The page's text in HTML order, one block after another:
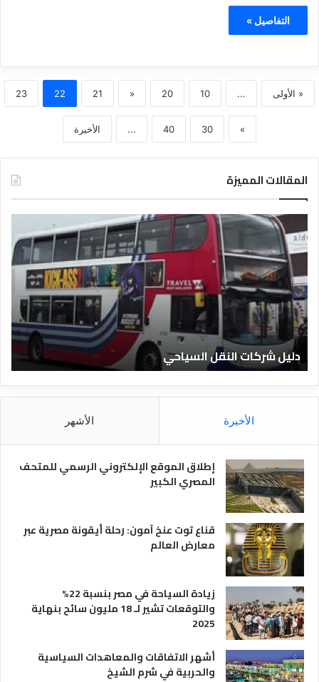
التفاصيل »
« الأولى ...
10
20
«
21
22
23
»
30
40
... الأخيرة
المقالات المميزة
د
ل
ي
ل
ا
ل
ف
ن
ا
د
ق
ا
ل
ر
ي
ة
دليل الفنادق المصرية
الأخيرة الأشهر
إطلاق الموقع الإلكتروني الرسمي للمتحف
المصري الكبير
قناع توت عنخ آمون: رحلة أيقونة مصرية عبر
معارض العالم
زيادة السياحة في مصر بنسبة 22%
والتوقعات تشير لـ 18 مليون سائح بنهاية
2025
أشهر الاتفاقات والمعاهدات السياسية
والحربية في شرم الشيخ